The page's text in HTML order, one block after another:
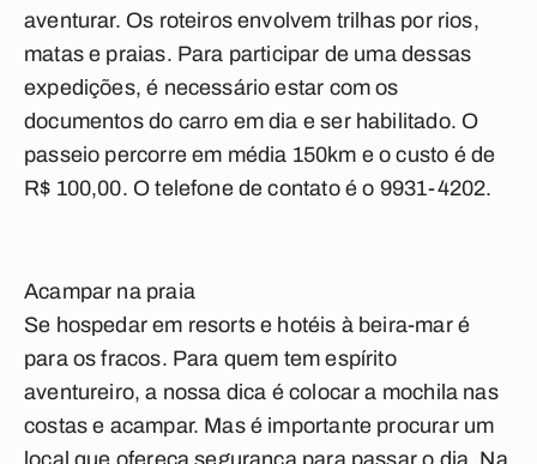
aventurar. Os roteiros envolvem trilhas por rios,
matas e praias. Para participar de uma dessas
expedições, é necessário estar com os
documentos do carro em dia e ser habilitado. O
passeio percorre em média 150km e o custo é de
R$ 100,00. O telefone de contato é o 9931-4202.
Acampar na praia
Se hospedar em resorts e hotéis à beira-mar é
para os fracos. Para quem tem espírito
aventureiro, a nossa dica é colocar a mochila nas
costas e acampar. Mas é importante procurar um
local que ofereça segurança para passar o dia. Na